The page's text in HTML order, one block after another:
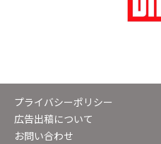
プライバシーポリシー
広告出稿について
お問い合わせ